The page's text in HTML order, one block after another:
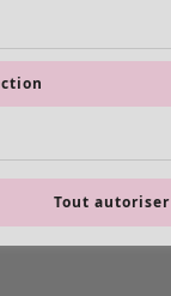
Tout autoriser